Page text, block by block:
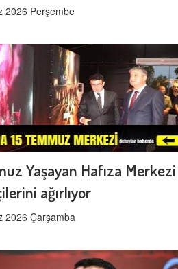
2026 Perşembe
Yaşayan Hafıza Merkezi
ağırlıyor
2026 Çarşamba